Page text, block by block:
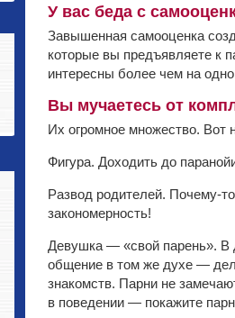
У вас беда с
Завышенная самооценка
которые вы предъявляете к
интересны более чем на
Вы мучаетесь от
Их огромное множество. Вот
Фигура. Доходить до
Развод родителей. Почему-
закономерность!
Девушка — «свой парень». В
общение в том же духе —
знакомств. Парни не
в поведении — покажите